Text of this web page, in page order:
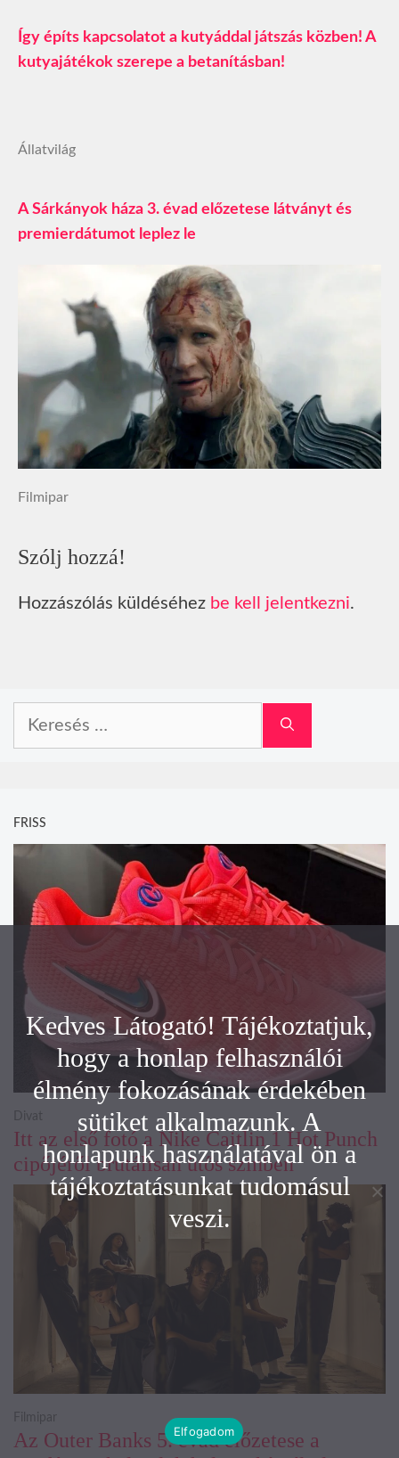
Így építs kapcsolatot a kutyáddal játszás közben! A
kutyajátékok szerepe a betanításban!
Állatvilág
A Sárkányok háza 3. évad előzetese látványt és
premierdátumot leplez le
Filmipar
Szólj hozzá!
Hozzászólás küldéséhez be kell jelentkezni.
FRISS
Itt az első fotó a Nike Caitlin 1 Hot Punch
cipőjéről brutálisan ütős színben
Divat
Az Outer Banks 5. évad előzetese a
Filmipar
Kedves Látogató! Tájékoztatjuk,
hogy a honlap felhasználói
élmény fokozásának érdekében
sütiket alkalmazunk. A
honlapunk használatával ön a
tájékoztatásunkat tudomásul
veszi.
Elfogadom